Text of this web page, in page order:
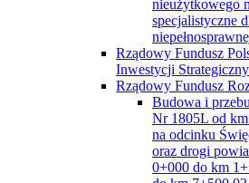
Zadanie pn. ” Przebudowa drogi
na terenie gmin: Siedliszcze i
Zadanie pn. „Budowa drogi
na odcinku od km 3+535 do km
rowerową w ciągu drogi
Zadanie pn. „Budowa drogi
na odcinku od km 6+265,00 do
Zadanie pn. „Przebudowa dróg
1729L i 1821L na terenie gmin: